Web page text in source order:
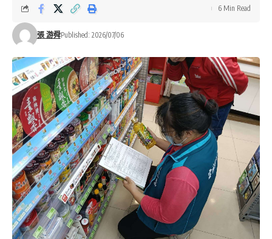
張 游舜Published: 2026/07/06
6 Min Read